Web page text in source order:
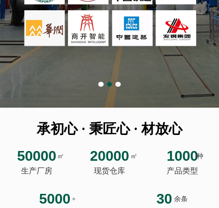
承初心 · 秉匠心 · 材放心
50000 ㎡
生产厂房
20000 ㎡
现货仓库
1000种
产品类型
5000 + 30 余条